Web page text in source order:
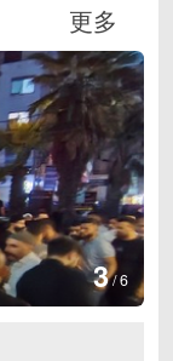
更多
3/6